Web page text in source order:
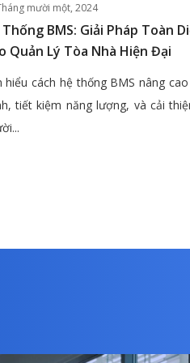
mười một, 2024
BMS: Giải Pháp Toàn
Quản Lý Tòa Nhà Hiện Đại
hiểu cách hệ thống BMS nâng
tiết kiệm năng lượng, và cải